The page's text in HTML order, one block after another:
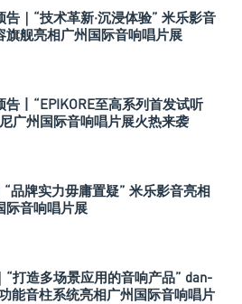
告｜“技术革新·沉浸体验” 米乐影音
旗舰亮相广州国际音响唱片展
告丨“EPIKORE至高系列首发试听
广州国际音响唱片展火热来袭
“品牌实力毋庸置疑” 米乐影音亮相
际音响唱片展
“打造多场景应用的音响产品” dan-
能音柱系统亮相广州国际音响唱片